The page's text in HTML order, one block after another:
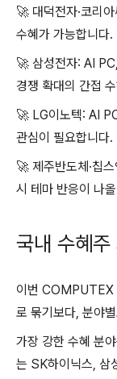
🚀 대덕전자·코리
수혜가 가능합니다.
🚀 삼성전자: AI
경쟁 확대의 간접
🚀 LG이노텍: AI
관심이 필요합니다.
🚀 제주반도체·칩
시 테마 반응이 나
국내 수혜주
이번 COMPUTEX
로 묶기보다, 분야
가장 강한 수혜 분
는 SK하이닉스, 삼